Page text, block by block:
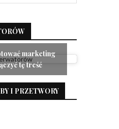
marketing
tę treść
I PRZETWORY